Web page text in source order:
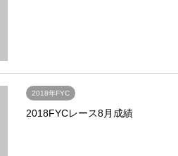
2018年FYC
2018FYCレース8月成績